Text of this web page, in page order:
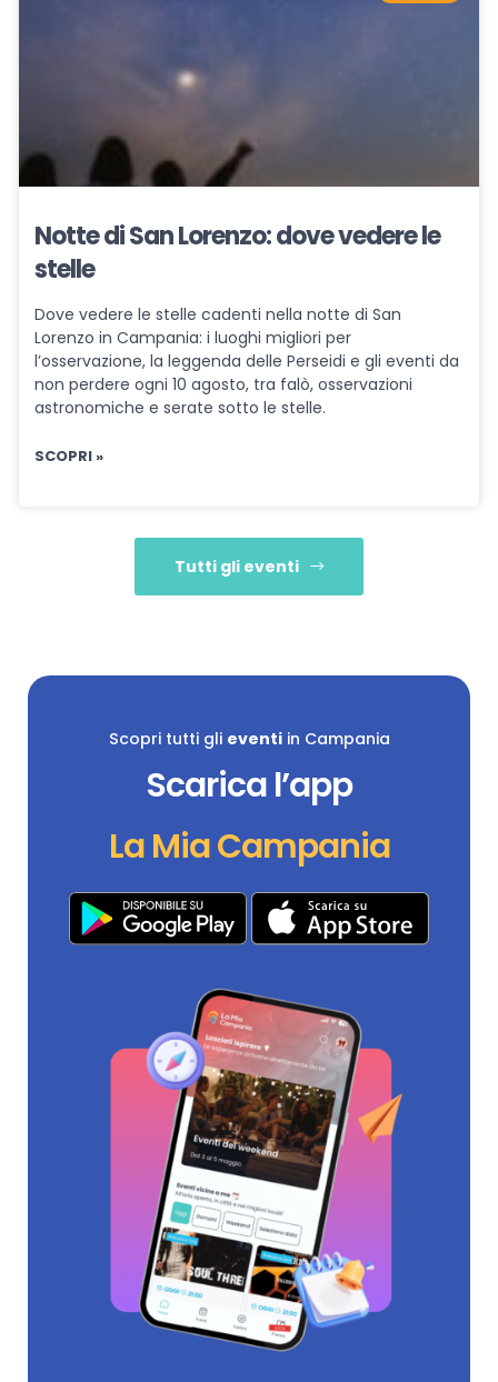
Notte di San Lorenzo: dove vedere le
stelle
Dove vedere le stelle cadenti nella notte di San
Lorenzo in Campania: i luoghi migliori per
l’osservazione, la leggenda delle Perseidi e gli eventi da
non perdere ogni 10 agosto, tra falò, osservazioni
astronomiche e serate sotto le stelle.
SCOPRI »
Tutti gli eventi
Scopri tutti gli eventiin Campania
Scarica l’app
La Mia Campania